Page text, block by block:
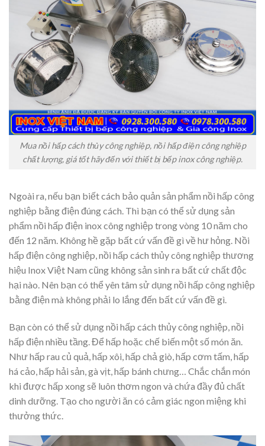
Mua nồi hấp cách thủy công nghiệp, nồi hấp điện công nghiệp
chất lượng, giá tốt hãy đến với thiết bị bếp inox công nghiệp.
Ngoài ra, nếu bạn biết cách bảo quản sản phẩm nồi hấp công
nghiệp bằng điện đúng cách. Thì bạn có thể sử dụng sản
phẩm nồi hấp điện inox công nghiệp trong vòng 10 năm cho
đến 12 năm. Không hề gặp bất cứ vấn đề gì về hư hỏng. Nồi
hấp điện công nghiệp, nồi hấp cách thủy công nghiệp thương
hiệu Inox Việt Nam cũng không sản sinh ra bất cứ chất độc
hại nào. Nên bạn có thể yên tâm sử dụng nồi hấp công nghiệp
bằng điện mà không phải lo lắng đến bất cứ vấn đề gì.
Bạn còn có thể sử dụng nồi hấp cách thủy công nghiệp, nồi
hấp điện nhiều tầng. Để hấp hoặc chế biến một số món ăn.
Như hấp rau củ quả, hấp xôi, hấp chả giò, hấp cơm tấm, hấp
há cảo, hấp hải sản, gà vịt, hấp bánh chưng… Chắc chắn món
khi được hấp xong sẽ luôn thơm ngon và chứa đầy đủ chất
dinh dưỡng. Tạo cho người ăn có cảm giác ngon miệng khi
thưởng thức.